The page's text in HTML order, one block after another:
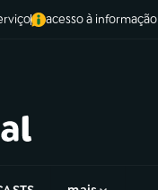
acesso à informação